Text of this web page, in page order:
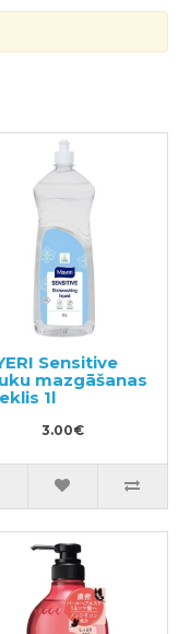
Sensitive
mazgāšanas
1l
3.00€